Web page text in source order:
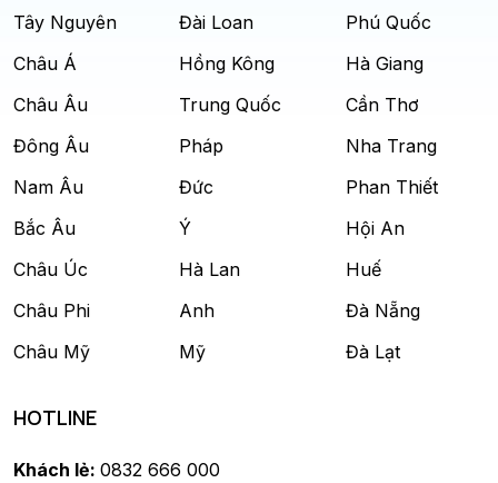
Tây Nguyên
Châu Á
Châu Âu
Đông Âu
Nam Âu
Bắc Âu
Châu Úc
Châu Phi
Châu Mỹ
Đài Loan
Hồng Kông
Trung Quốc
Pháp
Đức
Ý
Hà Lan
Anh
Mỹ
Phú Quốc
Hà Giang
Cần Thơ
Nha Trang
Phan Thiết
Hội An
Huế
Đà Nẵng
Đà Lạt
HOTLINE
Khách lẻ: 0832 666 000